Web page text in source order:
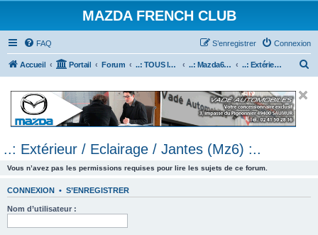
MAZDA FRENCH CLUB
FAQ Connexion
S’enregistrer
Accueil Portail Forum ..: TOUS les Véhicules MAZDA :.. ..: Mazda6 :.. ..: Extérieur / Eclairage / Jantes (Mz6) :..
e
..: Extérieur / Eclairage / Jantes (Mz6) :..
Vous n’avez pas les permissions requises pour lire les sujets de ce forum.
CONNEXION • S’ENREGISTRER
Nom d’utilisateur :